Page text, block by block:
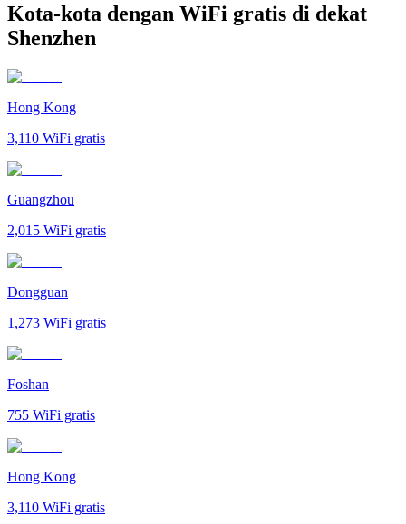
Kota-kota dengan WiFi gratis di dekat
Shenzhen
Hong Kong
3,110 WiFi gratis
Guangzhou
2,015 WiFi gratis
Dongguan
1,273 WiFi gratis
Foshan
755 WiFi gratis
Hong Kong
3,110 WiFi gratis